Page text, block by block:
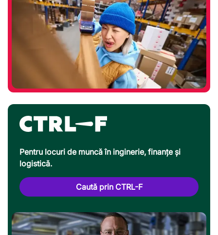
Pentru locuri de muncă în inginerie, finanțe și
logistică.
Caută prin CTRL-F